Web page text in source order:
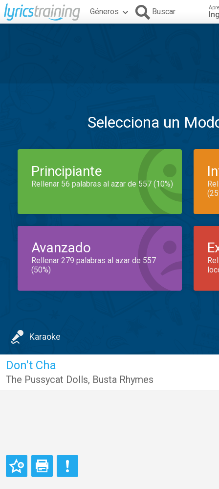
Géneros Buscar
Selecciona un
Principiante
Rellenar 56 palabras al azar de 557 (10%)
Avanzado
Rellenar 279 palabras al azar de 557
(50%)
Karaoke
Don't Cha
The Pussycat Dolls, Busta Rhymes